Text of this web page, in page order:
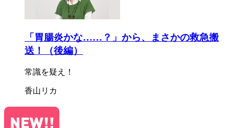
「胃腸炎かな……？」から、まさかの救急搬
送！（後編）
常識を疑え！
香山リカ